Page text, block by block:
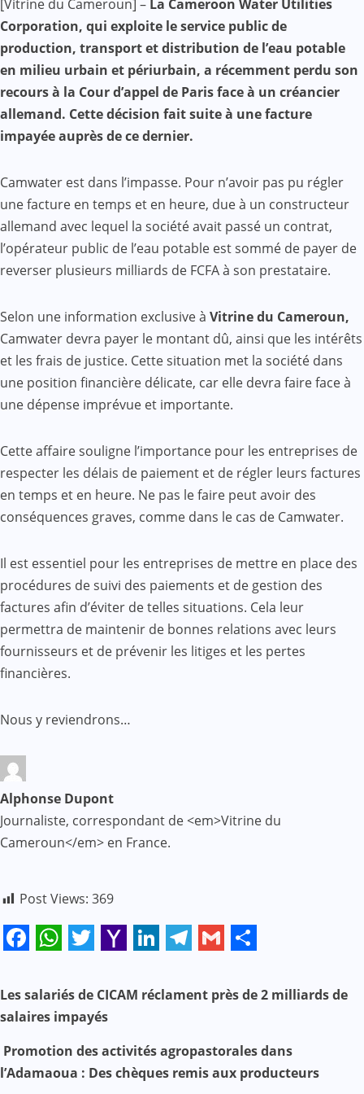
Mail
[Vitrine du Cameroun] – La Cameroon Water Utilities
Corporation, qui exploite le service public de
production, transport et distribution de l’eau potable
en milieu urbain et périurbain, a récemment perdu son
recours à la Cour d’appel de Paris face à un créancier
allemand. Cette décision fait suite à une facture
impayée auprès de ce dernier.
Camwater est dans l’impasse. Pour n’avoir pas pu régler
une facture en temps et en heure, due à un constructeur
allemand avec lequel la société avait passé un contrat,
l’opérateur public de l’eau potable est sommé de payer de
reverser plusieurs milliards de FCFA à son prestataire.
Selon une information exclusive à Vitrine du Cameroun,
Camwater devra payer le montant dû, ainsi que les intérêts
et les frais de justice. Cette situation met la société dans
une position financière délicate, car elle devra faire face à
une dépense imprévue et importante.
Cette affaire souligne l’importance pour les entreprises de
respecter les délais de paiement et de régler leurs factures
en temps et en heure. Ne pas le faire peut avoir des
conséquences graves, comme dans le cas de Camwater.
Il est essentiel pour les entreprises de mettre en place des
procédures de suivi des paiements et de gestion des
factures afin d’éviter de telles situations. Cela leur
permettra de maintenir de bonnes relations avec leurs
fournisseurs et de prévenir les litiges et les pertes
financières.
Nous y reviendrons…
Alphonse Dupont
Journaliste, correspondant de <em>Vitrine du
Cameroun</em> en France.
Post Views: 369
Mail
N
a
v
Les salariés de CICAM réclament près de 2 milliards de
salaires impayés
Promotion des activités agropastorales dans
l’Adamaoua : Des chèques remis aux producteurs